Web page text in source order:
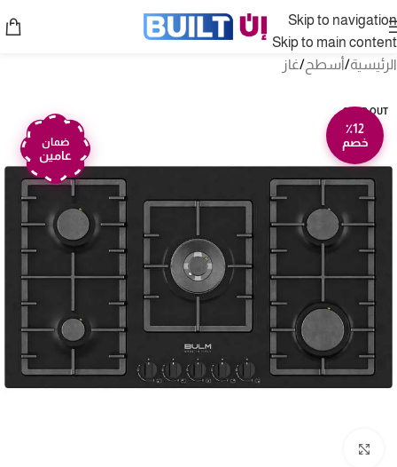
Skip to navigation
Skip to main content
الرئيسية/أسطح/غاز
SOLD OUT
٪12
خصم
ضمان
عامين